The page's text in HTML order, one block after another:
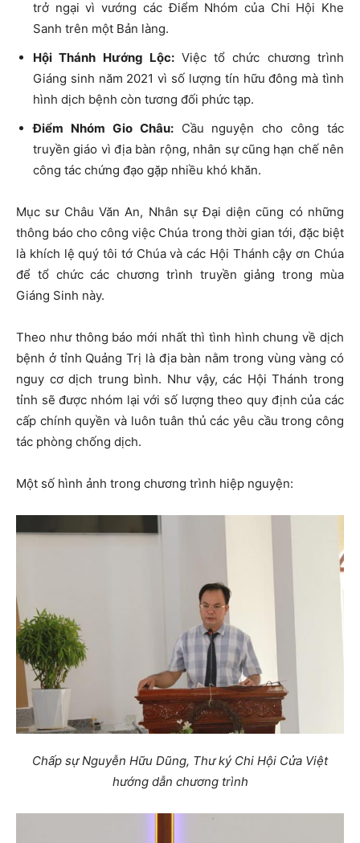
trở ngại vì vướng các Điểm Nhóm của Chi Hội Khe
Sanh trên một Bản làng.
Hội Thánh Hướng Lộc: Việc tổ chức chương trình
Giáng sinh năm 2021 vì số lượng tín hữu đông mà tình
hình dịch bệnh còn tương đối phức tạp.
Điểm Nhóm Gio Châu:Cầu nguyện cho công tác
truyền giáo vì địa bàn rộng, nhân sự cũng hạn chế nên
công tác chứng đạo gặp nhiều khó khăn.
Mục sư Châu Văn An, Nhân sự Đại diện cũng có những
thông báo cho công việc Chúa trong thời gian tới, đặc biệt
là khích lệ quý tôi tớ Chúa và các Hội Thánh cậy ơn Chúa
để tổ chức các chương trình truyền giảng trong mùa
Giáng Sinh này.
Theo như thông báo mới nhất thì tình hình chung về dịch
bệnh ở tỉnh Quảng Trị là địa bàn nằm trong vùng vàng có
nguy cơ dịch trung bình. Như vậy, các Hội Thánh trong
tỉnh sẽ được nhóm lại với số lượng theo quy định của các
cấp chính quyền và luôn tuân thủ các yêu cầu trong công
tác phòng chống dịch.
Một số hình ảnh trong chương trình hiệp nguyện:
Chấp sự Nguyễn Hữu Dũng, Thư ký Chi Hội Cửa Việt
hướng dẫn chương trình